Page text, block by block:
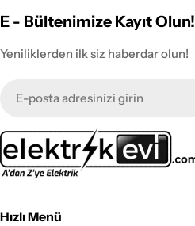
Hızlı Menü
E - Bültenimize Kayıt Olun!
Yeniliklerden ilk siz haberdar olun!
posta